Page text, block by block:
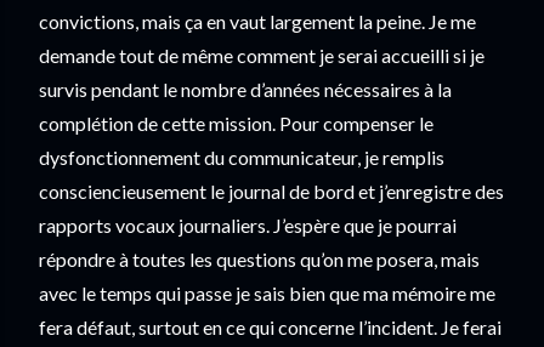
convictions, mais ça en vaut largement la peine. Je me
demande tout de même comment je serai accueilli si je
survis pendant le nombre d’années nécessaires à la
complétion de cette mission. Pour compenser le
dysfonctionnement du communicateur, je remplis
consciencieusement le journal de bord et j’enregistre des
rapports vocaux journaliers. J’espère que je pourrai
répondre à toutes les questions qu’on me posera, mais
avec le temps qui passe je sais bien que ma mémoire me
fera défaut, surtout en ce qui concerne l’incident. Je ferai